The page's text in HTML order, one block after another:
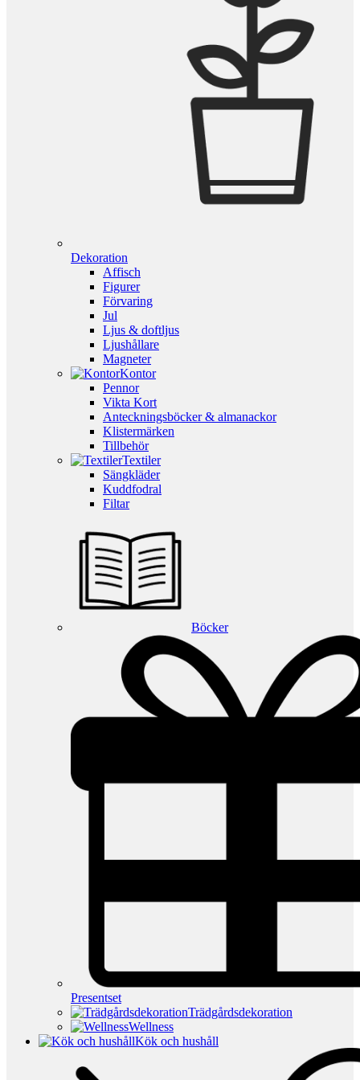
Dekoration
Affisch
Figurer
Förvaring
Jul
Ljus & doftljus
Ljushållare
Magneter
Kontor
Pennor
Vikta Kort
Anteckningsböcker & almanackor
Klistermärken
Tillbehör
Textiler
Sängkläder
Kuddfodral
Filtar
Böcker
Presentset
Trädgårdsdekoration
Wellness
Kök och hushåll